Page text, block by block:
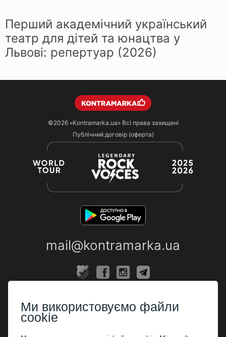
Перший академічний український
театр для дітей та юнацтва у
Львові: репертуар (2026)
©2026 «Kontramarka.ua»Всі права захищені
Публічний договір (оферта)
mail@kontramarka.ua
Каси
Ми використовуємо файли
cookie